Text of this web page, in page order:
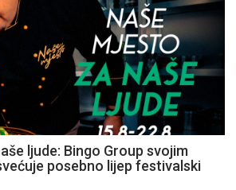
ljude: Bingo Group svojim
posebno lijep festivalski